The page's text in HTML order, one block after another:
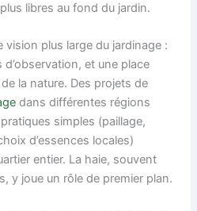
libres au fond du jardin.
plus large du jardinage :
et une place
la nature. Des projets de
dans différentes régions
simples (paillage,
d’essences locales)
entier. La haie, souvent
y joue un rôle de premier plan.